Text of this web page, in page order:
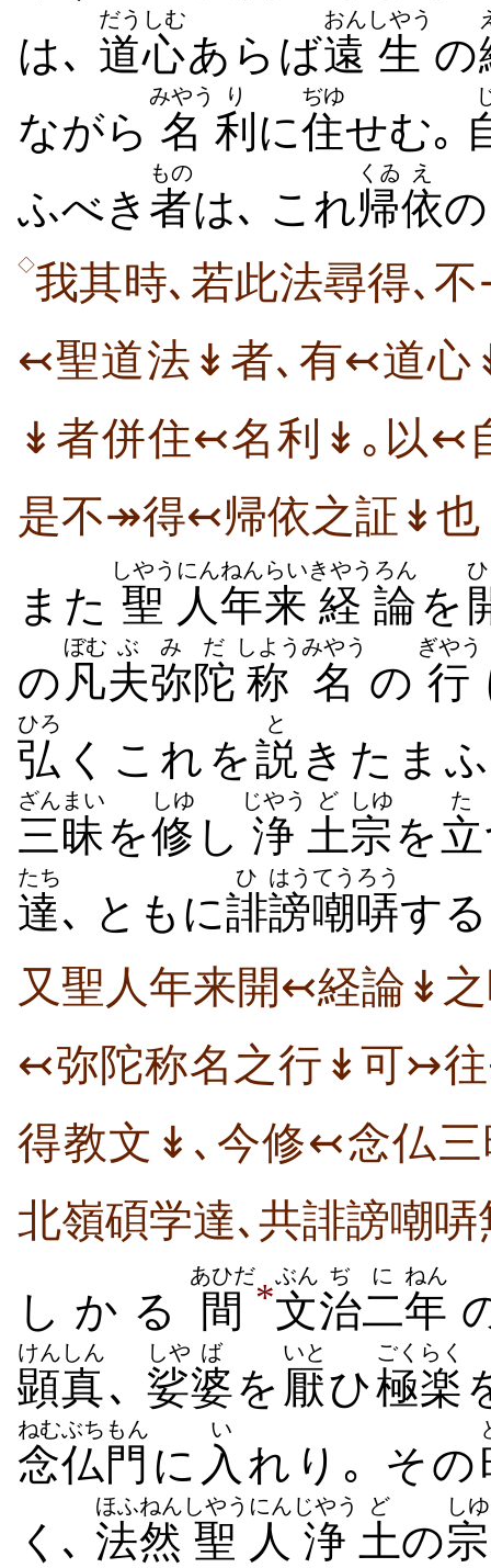
は､ 道心
だうしむ
あらば遠
おん
生
しやう
の
ながら 名
みやう
利
り
に住
ぢゆ
せむ｡
ふべき 者
もの
は､ これ帰
くゐ
依
え
の
◇我其時､若此法尋得､
↢聖道法↡者､有↢道
↡者併住↢名利↡｡以↢
是不↠得↢帰依之証↡也
また 聖
しやう
人
にん
年来
ねんらい
経
きやう
論
ろん
を
の 凡
ぼむ
夫
ぶ
弥陀
みだ
称名
しようみやう
の 行
ぎやう
弘
ひろ
くこれを説
と
きたま
三昧
ざんまい
を修
しゆ
し 浄
じやう
土
ど
宗
しゆ
を 立
た
達
たち
､ ともに誹
ひ
謗
はう
嘲哢
てうろう
す
又聖人年来開↢経論↡
↢弥陀称名之行↡可↣
得教文↡､今修↢念仏
北嶺碩学達､共誹謗嘲
しかる 間
あひだ
*文
ぶん
治
ぢ
二
に
年
ねん
顕真
けんしん
､ 娑
しや
婆
ば
を 厭
いと
ひ極楽
ごくらく
念仏
ねむぶち
門
もん
に 入
い
れり｡ その
く､ 法然
ほふねん
聖
しやう
人
にん
浄
じやう
土
ど
の宗
しゆ